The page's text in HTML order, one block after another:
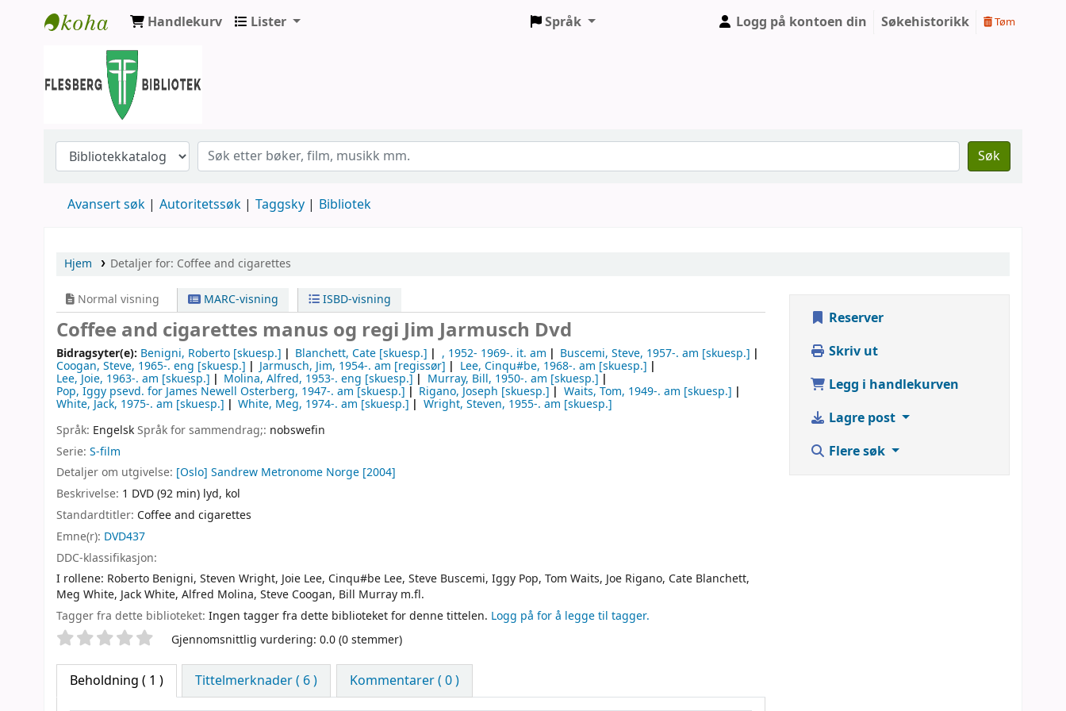
Flesberg bibliotek
Handlekurv Lister Språk Logg på kontoen din Søkehistorikk Tøm
Søk
Avansert søk Autoritetssøk Taggsky Bibliotek
Hjem Detaljer for: Coffee and cigarettes
Normal visning MARC-visning ISBD-visning
Coffee and cigarettes manus og regi Jim Jarmusch Dvd
Bidragsyter(e): Benigni, Roberto [skuesp.] Blanchett, Cate [skuesp.] , 1952- 1969-. it. am Buscemi, Steve, 1957-. am [skuesp.]
Coogan, Steve, 1965-. eng [skuesp.] Jarmusch, Jim, 1954-. am [regissør] Lee, Cinqu#be, 1968-. am [skuesp.]
Lee, Joie, 1963-. am [skuesp.] Molina, Alfred, 1953-. eng [skuesp.] Murray, Bill, 1950-. am [skuesp.]
Pop, Iggy psevd. for James Newell Osterberg, 1947-. am [skuesp.] Rigano, Joseph [skuesp.] Waits, Tom, 1949-. am [skuesp.]
White, Jack, 1975-. am [skuesp.] White, Meg, 1974-. am [skuesp.] Wright, Steven, 1955-. am [skuesp.]
Språk: EngelskSpråk for sammendrag;: nobswefin
Serie: S-film
Detaljer om utgivelse: [Oslo] Sandrew Metronome Norge [2004]
Beskrivelse: 1 DVD (92 min) lyd, kol
Standardtitler: Coffee and cigarettes
Emne(r): DVD437
DDC-klassifikasjon:
I rollene: Roberto Benigni, Steven Wright, Joie Lee, Cinqu#be Lee, Steve Buscemi, Iggy Pop, Tom Waits, Joe Rigano, Cate Blanchett,
Meg White, Jack White, Alfred Molina, Steve Coogan, Bill Murray m.fl.
Tagger fra dette biblioteket: Ingen tagger fra dette biblioteket for denne tittelen. Logg på for å legge til tagger.
StjernevurderingGjennomsnittlig vurdering: 0.0 (0 stemmer)
Beholdning ( 1 ) Tittelmerknader ( 6 ) Kommentarer ( 0 )
Reserver
Skriv ut
Legg i handlekurven
Lagre post
Flere søk